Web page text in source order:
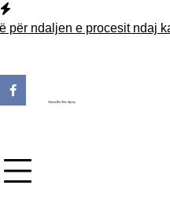
Skip
to
e procesit ndaj